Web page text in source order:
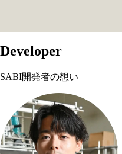
Developer
SABI開発者の想い